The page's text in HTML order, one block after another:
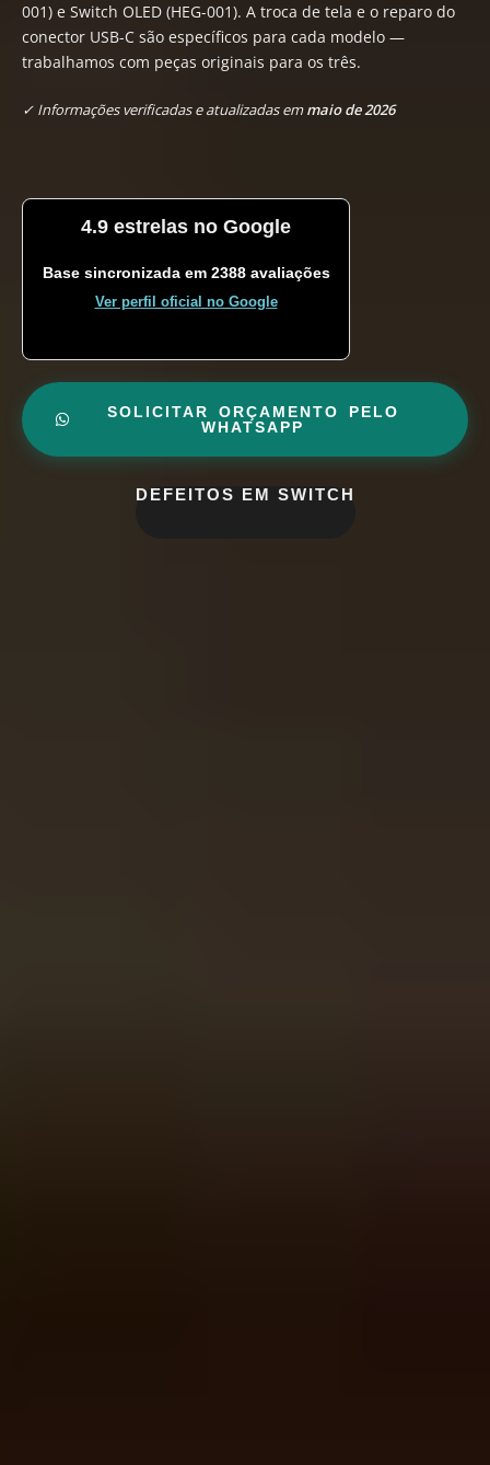
001) e Switch OLED (HEG-001). A troca de tela e o reparo do
conector USB-C são específicos para cada modelo —
trabalhamos com peças originais para os três.
✓ Informações verificadas e atualizadas emmaio de 2026
4.9 estrelas no Google
Base sincronizada em 2388 avaliações
Ver perfil oficial no Google
SOLICITAR ORÇAMENTO PELO
WHATSAPP
DEFEITOS EM SWITCH